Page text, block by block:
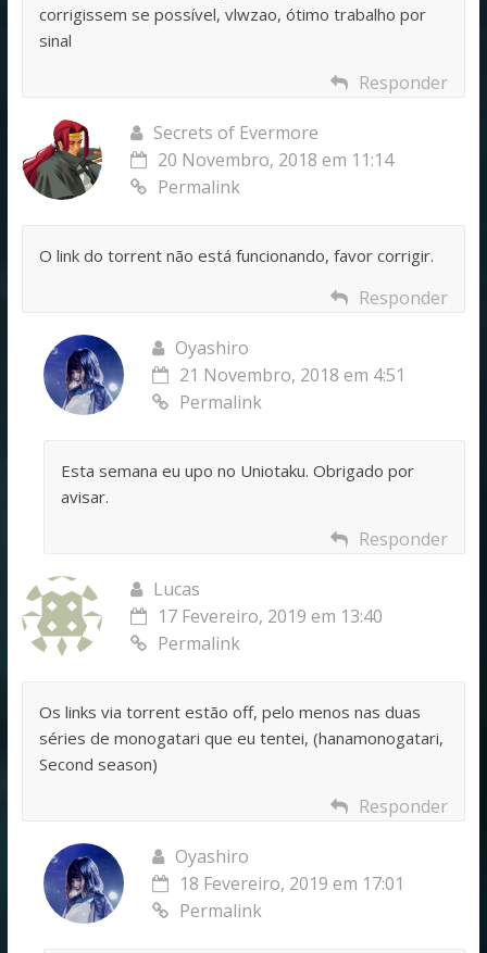
corrigissem se possível, vlwzao, ótimo trabalho por
sinal
Responder
Secrets of Evermore
20 Novembro, 2018 em 11:14
Permalink
O link do torrent não está funcionando, favor corrigir.
Responder
Oyashiro
21 Novembro, 2018 em 4:51
Permalink
Esta semana eu upo no Uniotaku. Obrigado por
avisar.
Responder
Lucas
17 Fevereiro, 2019 em 13:40
Permalink
Os links via torrent estão off, pelo menos nas duas
séries de monogatari que eu tentei, (hanamonogatari,
Second season)
Responder
Oyashiro
18 Fevereiro, 2019 em 17:01
Permalink